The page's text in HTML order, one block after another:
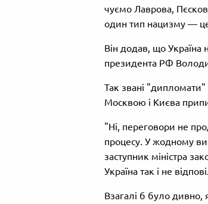
чуємо Лаврова,
один тип нацизму —
Він додав, що Україна
президента РФ
Так звані
Москвою і Києва
"Ні, переговори не
процесу. У жодному
заступник міністра
Україна так і не
Взагалі б було дивно,